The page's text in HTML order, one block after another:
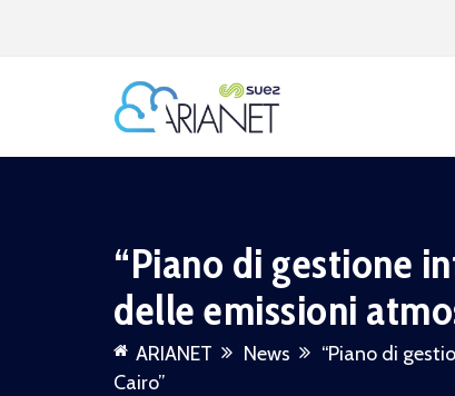
“Piano di gestione
delle emissioni
ARIANET News
“Piano di
Cairo”